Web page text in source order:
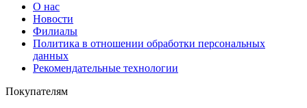
О нас
Новости
Филиалы
Политика в отношении обработки персональных
данных
Рекомендательные технологии
Покупателям